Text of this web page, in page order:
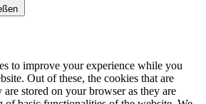
to improve your experience while you
Out of these, the cookies that are
are stored on your browser as they are